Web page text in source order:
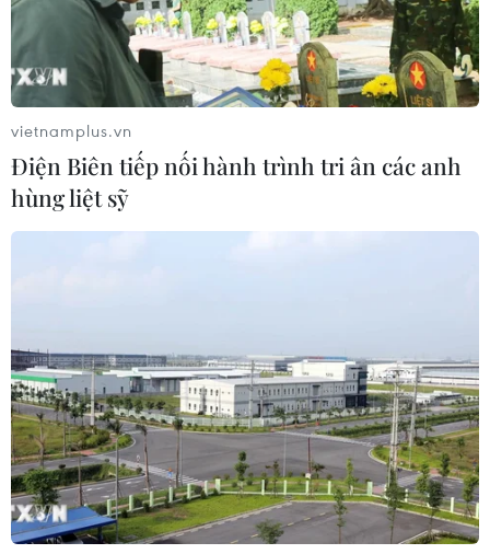
vietnamplus.vn
Điện Biên tiếp nối hành trình tri ân các anh
hùng liệt sỹ